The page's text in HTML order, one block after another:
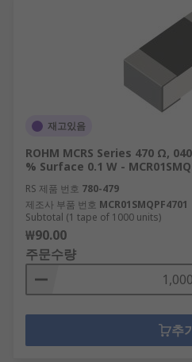
재고있음
ROHM MCRS Series 470 Ω,
% Surface 0.1 W -
RS 제품 번호 780-479
제조사 부품 번호 MCR01SMQPF4701
Subtotal (1 tape of 1000 units)
₩90.00
주문수량
추